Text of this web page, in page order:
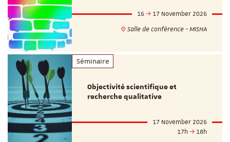
16
17 November 2026
Salle de conférence - MISHA
Séminaire
Objectivité scientifique et
recherche qualitative
17 November 2026
17h
18h